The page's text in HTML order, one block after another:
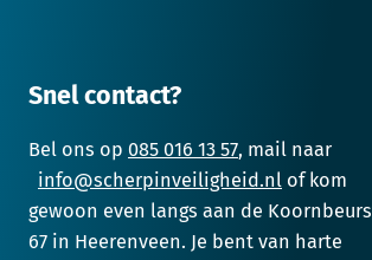
Snel contact?
Bel ons op 085 016 13 57, mail naar
info@scherpinveiligheid.nl of kom
gewoon even langs aan de
67 in Heerenveen. Je bent van harte